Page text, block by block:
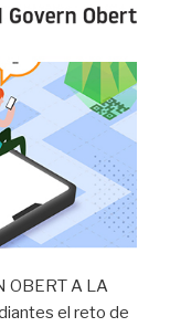
OBERT A LA
el reto de